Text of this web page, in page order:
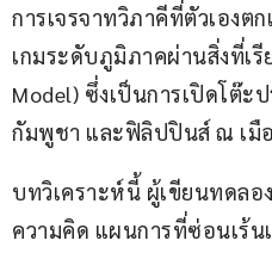
การเจรจาทวิภาคีที่ตัวเองต
เกมระดับภูมิภาคผ่านสิ่งที่เรี
Model) ซึ่งเป็นการเปิดโต๊ะ
กัมพูชา และฟิลิปปินส์ ณ เมื
บทวิเคราะห์นี้ ผู้เขียนทดลอ
ความคิด แผนการที่ซ่อนเร้น